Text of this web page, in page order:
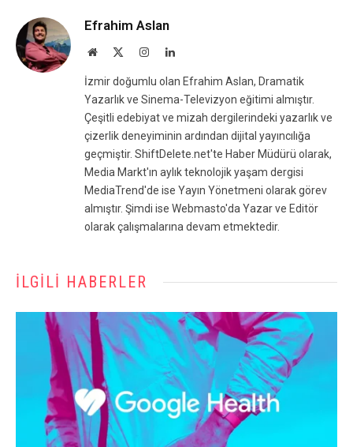
Efrahim Aslan
Website InstagramLinkedIn
İzmir doğumlu olan Efrahim Aslan, Dramatik
Yazarlık ve Sinema-Televizyon eğitimi almıştır.
Çeşitli edebiyat ve mizah dergilerindeki yazarlık ve
çizerlik deneyiminin ardından dijital yayıncılığa
geçmiştir. ShiftDelete.net'te Haber Müdürü olarak,
Media Markt'ın aylık teknolojik yaşam dergisi
MediaTrend'de ise Yayın Yönetmeni olarak görev
almıştır. Şimdi ise Webmasto'da Yazar ve Editör
olarak çalışmalarına devam etmektedir.
İLGILI HABERLER